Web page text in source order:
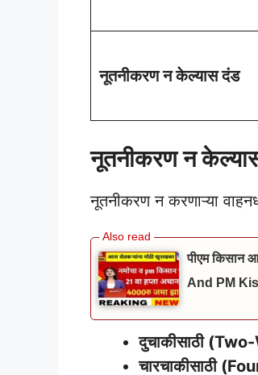
नूतनीकरण न केल्यास दंड
नूतनीकरण न
नूतनीकरण न करणाऱ्या
पीएम किसान
And PM
दुचाकीसाठी
चारचाकीसाठी